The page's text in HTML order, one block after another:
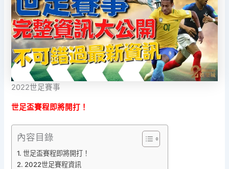
2022世足賽事
世足盃賽程即將開打！
內容目錄
世足盃賽程即將開打！
2022世足賽程資訊